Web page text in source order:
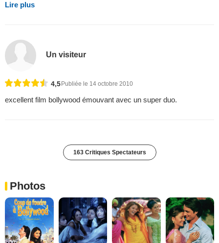
Lire plus
Un visiteur
4,5Publiée le 14 octobre 2010
excellent film bollywood émouvant avec un super duo.
163 Critiques Spectateurs
Photos